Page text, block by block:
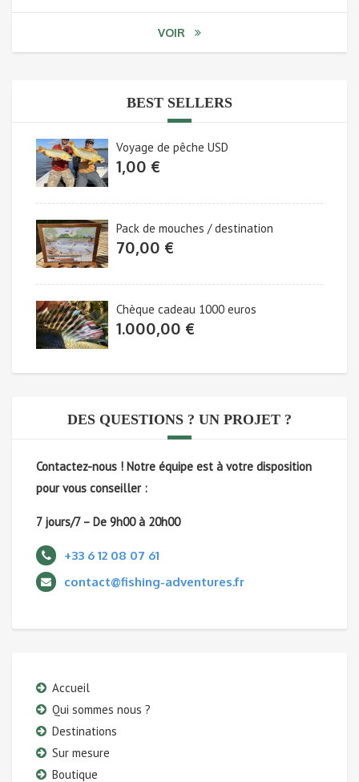
VOIR
BEST SELLERS
Voyage de pêche USD
1,00 €
Pack de mouches / destination
70,00 €
Chèque cadeau 1000 euros
1.000,00 €
DES QUESTIONS ? UN PROJET ?
Contactez-nous ! Notre équipe est à votre disposition
pour vous conseiller :
7 jours/7 – De 9h00 à 20h00
+33 6 12 08 07 61
contact@fishing-adventures.fr
Accueil
Qui sommes nous ?
Destinations
Sur mesure
Boutique